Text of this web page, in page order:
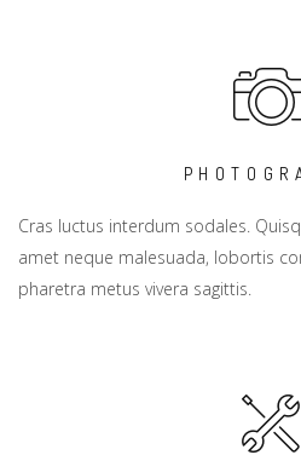
Cras luctus interdum sodales.
amet neque malesuada, lobortis
pharetra metus vivera sagittis.